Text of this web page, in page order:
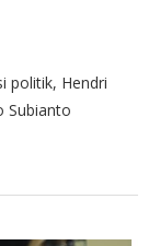
politik, Hendri
Subianto